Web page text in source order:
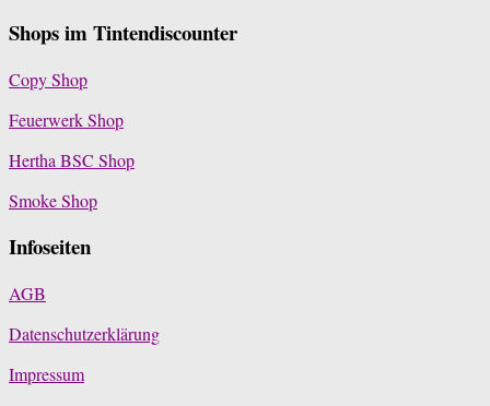
Shops im Tintendiscounter
Copy Shop
Feuerwerk Shop
Hertha BSC Shop
Smoke Shop
Infoseiten
AGB
Datenschutzerklärung
Impressum